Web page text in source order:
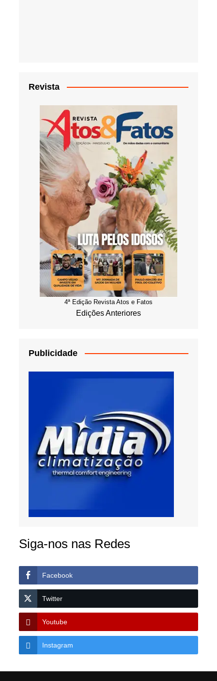
Revista
4ª Edição Revista Atos e Fatos
Edições Anteriores
Publicidade
Siga-nos nas Redes
Facebook
Twitter
Youtube
Instagram